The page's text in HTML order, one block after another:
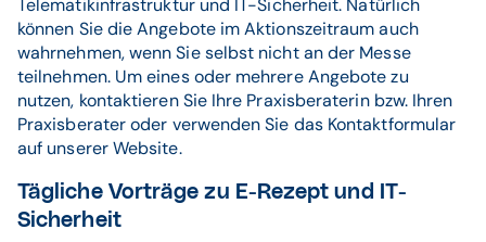
Telematikinfrastruktur und IT-Sicherheit. Natürlich
können Sie die Angebote im Aktionszeitraum auch
wahrnehmen, wenn Sie selbst nicht an der Messe
teilnehmen. Um eines oder mehrere Angebote zu
nutzen, kontaktieren Sie Ihre Praxisberaterin bzw. Ihren
Praxisberater oder verwenden Sie das Kontaktformular
auf unserer Website.
Tägliche Vorträge zu E-Rezept und IT-
Sicherheit